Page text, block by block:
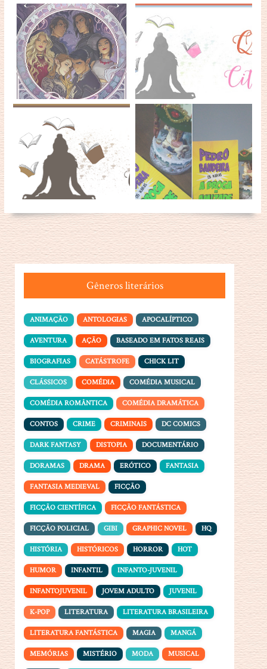
Gêneros literários
ANIMAÇÃO ANTOLOGIAS APOCALÍPTICO
AVENTURA AÇÃO BASEADO EM FATOS REAIS
BIOGRAFIAS CATÁSTROFE CHICK LIT
CLÁSSICOS COMÉDIA COMÉDIA MUSICAL
COMÉDIA ROMÂNTICA COMÉDIA DRAMÁTICA
CONTOS CRIME CRIMINAIS DC COMICS
DARK FANTASY DISTOPIA DOCUMENTÁRIO
DORAMAS DRAMA ERÓTICO FANTASIA
FANTASIA MEDIEVAL FICÇÃO
FICÇÃO CIENTÍFICA FICÇÃO FANTÁSTICA
FICÇÃO POLICIAL GIBI GRAPHIC NOVEL HQ
HISTÓRIA HISTÓRICOS HORROR HOT
HUMOR INFANTIL INFANTO-JUVENIL
INFANTOJUVENIL JOVEM ADULTO JUVENIL
K-POP LITERATURA LITERATURA BRASILEIRA
LITERATURA FANTÁSTICA MAGIA MANGÁ
MEMÓRIAS MISTÉRIO MODA MUSICAL